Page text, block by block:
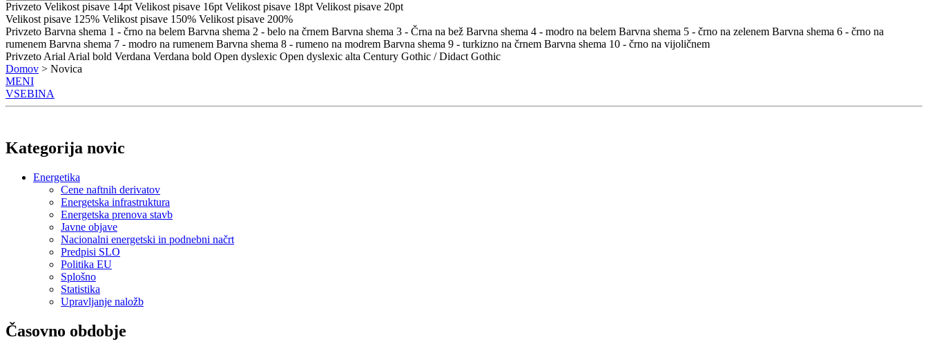
Privzeto Velikost pisave 14pt Velikost pisave 16pt Velikost pisave 18pt Velikost pisave 20pt
Velikost pisave 125% Velikost pisave 150% Velikost pisave 200%
Privzeto Barvna shema 1 - črno na belem Barvna shema 2 - belo na črnem Barvna shema 3 - Črna na bež Barvna shema 4 - modro na belem Barvna shema 5 - črno na zelenem Barvna shema 6 - črno na
rumenem Barvna shema 7 - modro na rumenem Barvna shema 8 - rumeno na modrem Barvna shema 9 - turkizno na črnem Barvna shema 10 - črno na vijoličnem
Privzeto Arial Arial bold Verdana Verdana bold Open dyslexic Open dyslexic alta Century Gothic / Didact Gothic
Domov > Novica
MENI
VSEBINA
Kategorija novic
Energetika
Cene naftnih derivatov
Energetska infrastruktura
Energetska prenova stavb
Javne objave
Nacionalni energetski in podnebni načrt
Predpisi SLO
Politika EU
Splošno
Statistika
Upravljanje naložb
Časovno obdobje